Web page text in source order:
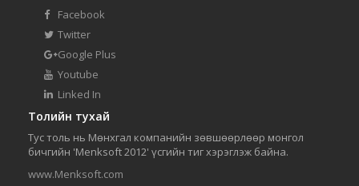
Facebook
Twitter
Google Plus
Youtube
Linked In
Толийн тухай
Тус толь нь Мөнхгал компанийн зөвшөөрлөөр монгол
бичгийн 'Menksoft 2012' үсгийн тиг хэрэглэж байна.
www.Menksoft.com